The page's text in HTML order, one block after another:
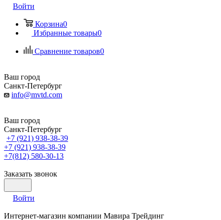
Войти
Корзина0
Избранные товары0
Сравнение товаров0
Ваш город
Санкт-Петербург
info@mvtd.com
Ваш город
Санкт-Петербург
+7 (921) 938-38-39
+7 (921) 938-38-39
+7(812) 580-30-13
Заказать звонок
Войти
Интернет-магазин компании Мавира Трейдинг